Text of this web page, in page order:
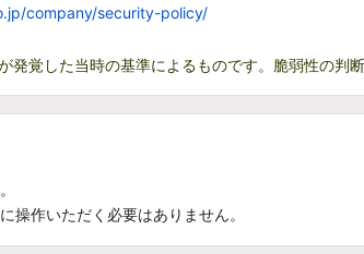
company/security-policy/
発覚した当時の基準によるものです。脆弱性の判
操作いただく必要はありません。